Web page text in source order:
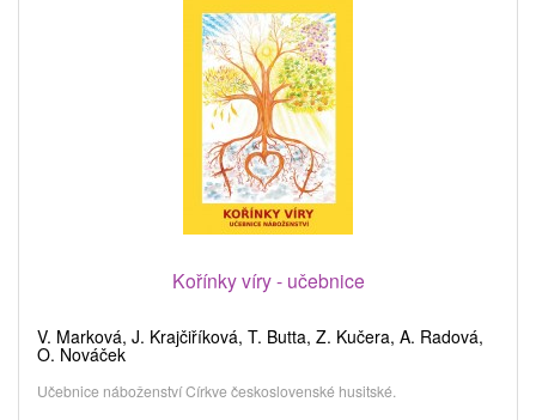
Kořínky víry - učebnice
V. Marková, J. Krajčiříková, T. Butta, Z. Kučera, A. Radová,
O. Nováček
Učebnice náboženství Církve československé husitské.